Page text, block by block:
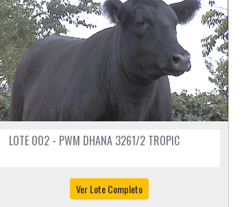
LOTE 002 - PWM DHANA 3261/2 TROPIC
Ver Lote Completo